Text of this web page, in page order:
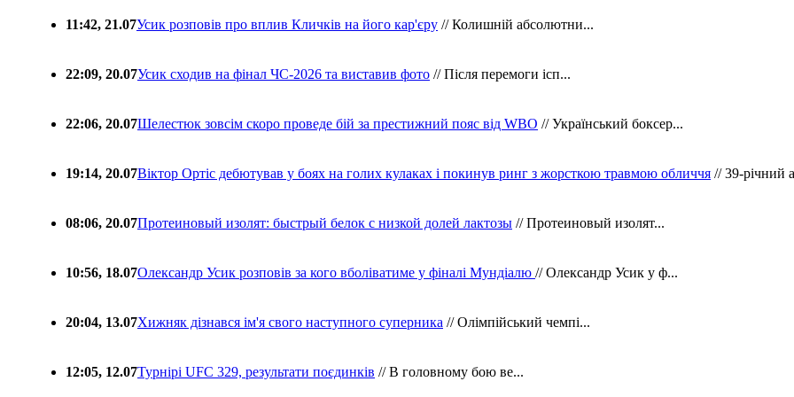
11:42, 21.07Усик розповів про вплив Кличків на його кар'єру // Колишній абсолютни...
22:09, 20.07Усик сходив на фінал ЧС-2026 та виставив фото // Після перемоги ісп...
22:06, 20.07Шелестюк зовсім скоро проведе бій за престижний пояс від WBO // Український боксер...
19:14, 20.07Віктор Ортіс дебютував у боях на голих кулаках і покинув ринг з жорсткою травмою обличчя // 39-річний
08:06, 20.07Протеиновый изолят: быстрый белок с низкой долей лактозы // Протеиновый изолят...
10:56, 18.07Олександр Усик розповів за кого вболіватиме у фіналі Мундіалю // Олександр Усик у ф...
20:04, 13.07Хижняк дізнався ім'я свого наступного суперника // Олімпійський чемпі...
12:05, 12.07Турнірі UFC 329, результати поєдинків // В головному бою ве...